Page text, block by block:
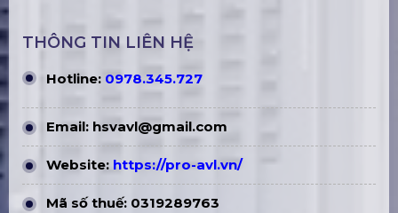
THÔNG TIN LIÊN HỆ
Hotline: 0978.345.727
Email: hsvavl@gmail.com
Website: https://pro-avl.vn/
Mã số thuế: 0319289763